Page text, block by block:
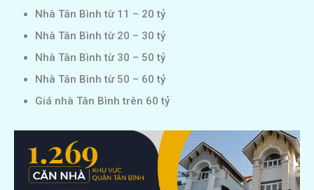
Nhà Tân Bình từ 11 – 20 tỷ
Nhà Tân Bình từ 20 – 30 tỷ
Nhà Tân Bình từ 30 – 50 tỷ
Nhà Tân Bình từ 50 – 60 tỷ
Giá nhà Tân Bình trên 60 tỷ